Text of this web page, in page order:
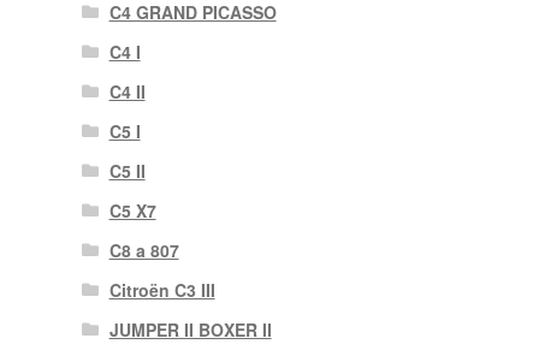
C4 GRAND PICASSO
C4 I
C4 II
C5 I
C5 II
C5 X7
C8 a 807
Citroën C3 III
JUMPER II BOXER II